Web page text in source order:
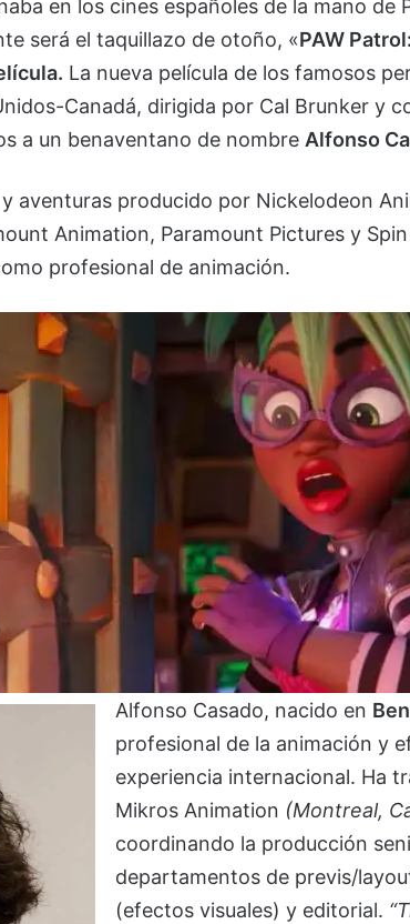
en los cines españoles de la mano de
será el taquillazo de otoño, «PAW
La nueva película de los famosos
Canadá, dirigida por Cal Brunker y
a un benaventano de nombre Alfonso
aventuras producido por Nickelodeon
Animation, Paramount Pictures y
profesional de animación.
Alfonso Casado, nacido en
profesional de la animación y
experiencia internacional. Ha
Mikros Animation (Montreal,
coordinando la producción
departamentos de previs/
(efectos visuales) y editorial.